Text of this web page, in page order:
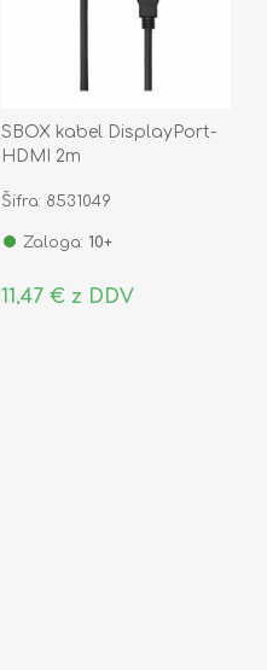
SBOX kabel DisplayPort-
HDMI 2m
Šifra: 8531049
Zaloga: 10+
11,47 € z DDV